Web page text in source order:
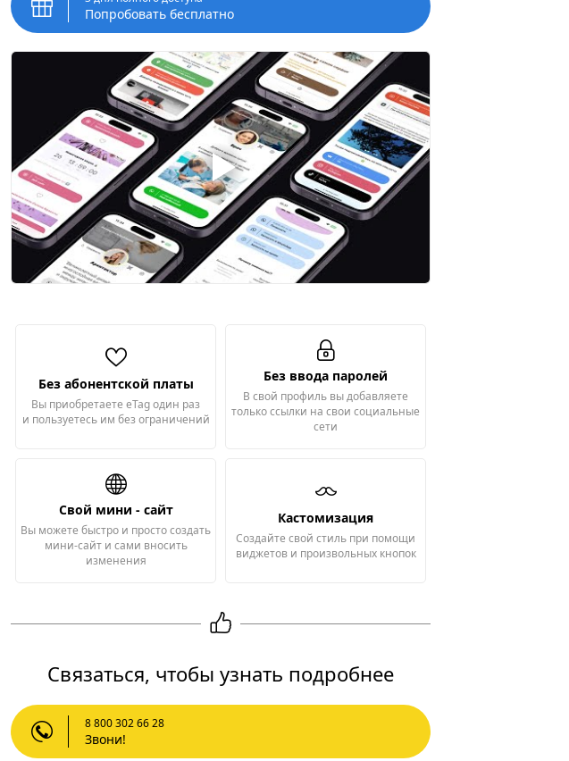
Попробовать бесплатно
Без абонентской платы
Вы приобретаете eTag один раз
и пользуетесь им без ограничений
Без ввода паролей
В свой профиль вы добавляете
только ссылки на свои социальные
сети
Свой мини - сайт
Вы можете быстро и просто создать
мини-сайт и сами вносить
изменения
Кастомизация
Создайте свой стиль при помощи
виджетов и произвольных кнопок
Связаться, чтобы узнать подробнее
8 800 302 66 28
Звони!